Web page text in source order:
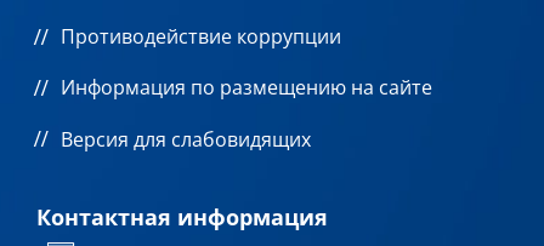
Противодействие коррупции
Информация по размещению на сайте
Версия для слабовидящих
Контактная информация